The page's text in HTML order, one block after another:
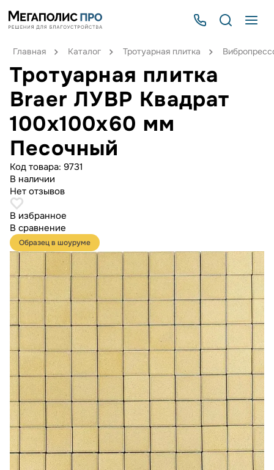
Главная Каталог Тротуарная плитка
Тротуарная плитка
Braer ЛУВР Квадрат
100х100х60 мм
Песочный
Код товара: 9731
В наличии
Нет отзывов
В избранное
В сравнение
Образец в шоуруме